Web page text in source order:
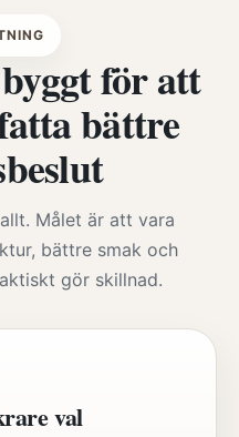
för att
bättre
Målet är att vara
bättre smak och
gör skillnad.
val